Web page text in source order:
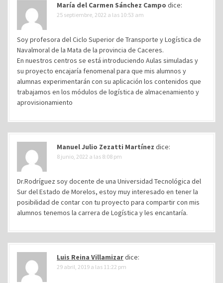
María del Carmen Sánchez Campo dice:
25 septiembre, 2022 a las 10:53 am
Soy profesora del Ciclo Superior de Transporte y Logística de
Navalmoral de la Mata de la provincia de Caceres.
En nuestros centros se está introduciendo Aulas simuladas y
su proyecto encajaría fenomenal para que mis alumnos y
alumnas experimentarán con su aplicación los contenidos que
trabajamos en los módulos de logística de almacenamiento y
aprovisionamiento
Manuel Julio Zezatti Martínez dice:
8 junio, 2022 a las 8:08 pm
Dr.Rodríguez soy docente de una Universidad Tecnológica del
Sur del Estado de Morelos, estoy muy interesado en tener la
posibilidad de contar con tu proyecto para compartir con mis
alumnos tenemos la carrera de Logística y les encantaría.
Luis Reina Villamizardice:
29 abril, 2019 a las 11:22 pm